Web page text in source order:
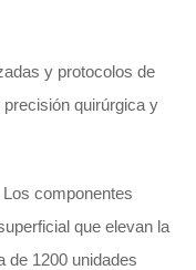
y protocolos de
quirúrgica y
componentes
que elevan la
de 1200 unidades